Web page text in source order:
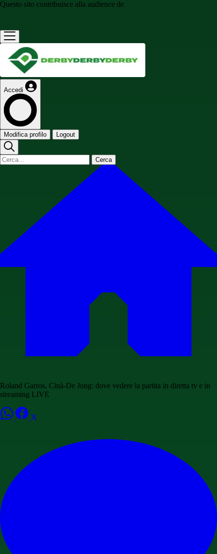
Questo sito contribuisce alla audience de
Accedi
Modifica profilo Logout
Cerca
Roland Garros, Cinà-De Jong: dove vedere la partita in diretta tv e in
streaming LIVE